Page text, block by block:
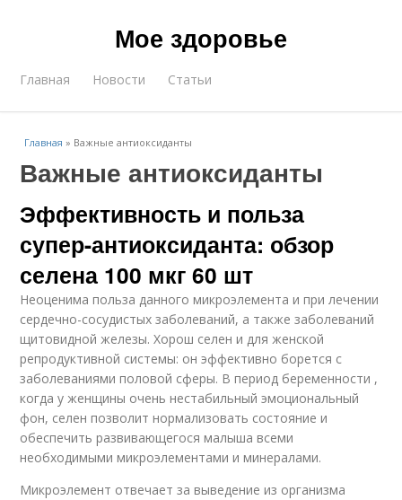
Мое здоровье
Главная Новости Статьи
Главная » Важные антиоксиданты
Важные антиоксиданты
Эффективность и польза
супер-антиоксиданта: обзор
селена 100 мкг 60 шт
Неоценима польза данного микроэлемента и при лечении
сердечно-сосудистых заболеваний, а также заболеваний
щитовидной железы. Хорош селен и для женской
репродуктивной системы: он эффективно борется с
заболеваниями половой сферы. В период беременности ,
когда у женщины очень нестабильный эмоциональный
фон, селен позволит нормализовать состояние и
обеспечить развивающегося малыша всеми
необходимыми микроэлементами и минералами.
Микроэлемент отвечает за выведение из организма